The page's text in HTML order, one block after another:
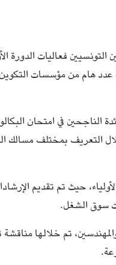
عمادة المهندسين التونسيين
عدد هام من مؤسسات
الناجحين في امتحان
التعريف بمختلف مسالك
حيث تم تقديم
سوق الشغل.
تم خلالها